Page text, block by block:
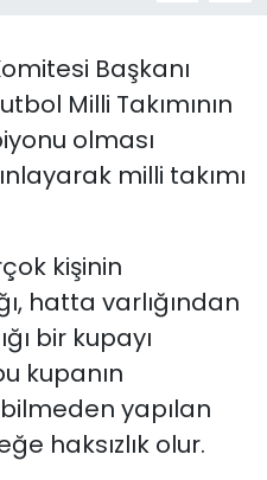
Başkanı
Milli Takımının
olması
milli takımı
kişinin
hatta varlığından
bir kupayı
kupanın
yapılan
haksızlık olur.